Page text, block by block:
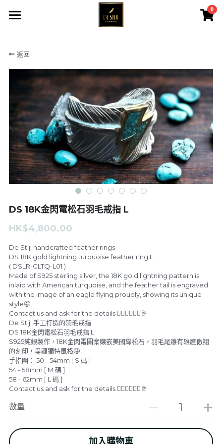
0
所有商品
黑羽系列&QUEEN
大皇冠系列
戰神之羽
戰神伊始
黑鷹系列
De Stijl Channel
De Stijl People V.I.P Room
Dark V.I.P Secret Room
GALLERY
關於我們
登錄/註冊
搜索
繁體中文
CONTACT US
返回
DS 18K金閃電松石羽毛戒指 L
HK$4,800.00
De Stijl handcrafted feather rings
DS 18K gold lightning turquoise feather ring L
( DSLR-GLTQ-L01 )
Made of S925 sterling silver, the 18K gold lightning pattern is
inlaid with American turquoise, and the feather tail is engraved
with the image of an eagle flying proudly, showing its unique
style🤩
Contact us and ask for the details 🙇🏼‍♂️🙇🏼‍♂️🥂
De Stijl 手工打造的羽毛戒指
DS 18K金閃電松石羽毛戒指 L
S925純銀製作，18K金閃電圖案鑲嵌美國綠松石，羽毛尾雕有雄鷹傲翔
的刻印，盡顯獨特風格🤩
手指圍： 50 - 54mm [ S 碼 ]
54 - 58mm [ M 碼 ]
58 - 62mm [ L 碼 ]
Contact us and ask for the details 🙇🏼‍♂️🙇🏼‍♂️🥂
數量
加入購物車
×
商品分類
黑羽系列
戰神之羽
戰神伊始
黑鷹系列
大皇冠系列
女神系列
Feather & Pendants
Rings
Bangles & Bracelets
Necklaces
Earrings
新品上架